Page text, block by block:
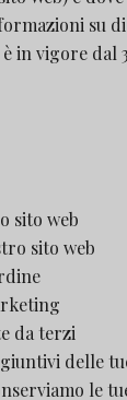
su
in vigore dal
sito web
sito web
da terzi
delle
le